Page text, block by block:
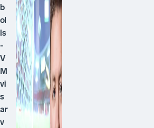
b
ol
ls
-
V
M
vi
s
ar
v